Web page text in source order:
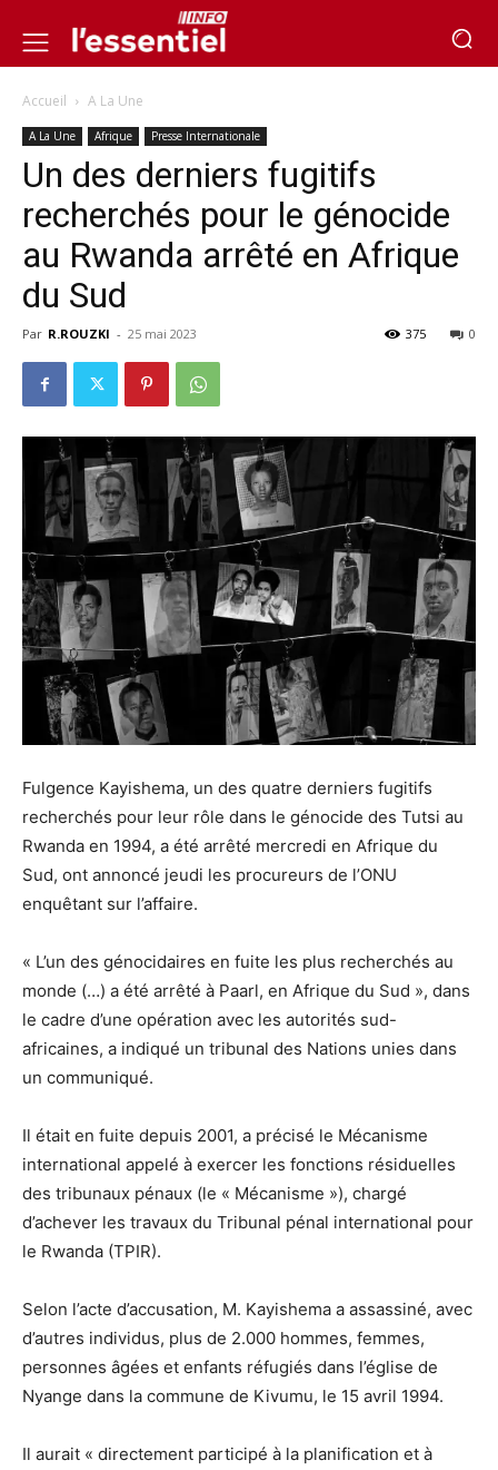
Accueil A La Une
A La Une Afrique Presse Internationale
Un des derniers fugitifs
recherchés pour le génocide
au Rwanda arrêté en Afrique
du Sud
Par R.ROUZKI - 25 mai 2023 0
375
Fulgence Kayishema, un des quatre derniers fugitifs
recherchés pour leur rôle dans le génocide des Tutsi au
Rwanda en 1994, a été arrêté mercredi en Afrique du
Sud, ont annoncé jeudi les procureurs de l’ONU
enquêtant sur l’affaire.
« L’un des génocidaires en fuite les plus recherchés au
monde (…) a été arrêté à Paarl, en Afrique du Sud », dans
le cadre d’une opération avec les autorités sud-
africaines, a indiqué un tribunal des Nations unies dans
un communiqué.
Il était en fuite depuis 2001, a précisé le Mécanisme
international appelé à exercer les fonctions résiduelles
des tribunaux pénaux (le « Mécanisme »), chargé
d’achever les travaux du Tribunal pénal international pour
le Rwanda (TPIR).
Selon l’acte d’accusation, M. Kayishema a assassiné, avec
d’autres individus, plus de 2.000 hommes, femmes,
personnes âgées et enfants réfugiés dans l’église de
Nyange dans la commune de Kivumu, le 15 avril 1994.
Il aurait « directement participé à la planification et à